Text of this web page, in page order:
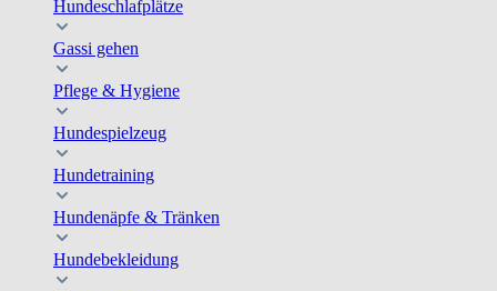
Hundeschlafplätze
Gassi gehen
Pflege & Hygiene
Hundespielzeug
Hundetraining
Hundenäpfe & Tränken
Hundebekleidung